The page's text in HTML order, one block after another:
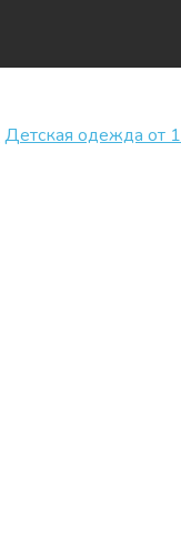
Детская одежда от